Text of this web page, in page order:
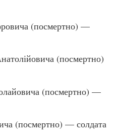
(посмертно) —
(посмертно)
(посмертно) —
(посмертно) — солдата